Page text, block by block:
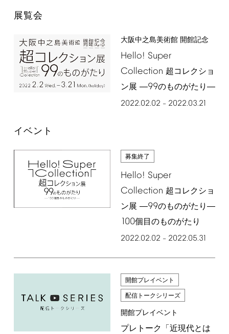
展覧会
⼤阪中之島美術館 開館記念
Hello! Super
Collection 超コレクショ
ン展 ―99のものがたり―
2022.02.02 – 2022.03.21
イベント
募集終了
Hello! Super
Collection 超コレクショ
ン展 ―99のものがたり―
100個目のものがたり
2022.02.02 – 2022.05.31
開館プレイベント
配信トークシリーズ
開館プレイベント
プレトーク「近現代とは